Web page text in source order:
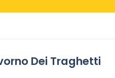
Dei Traghetti